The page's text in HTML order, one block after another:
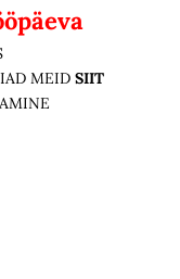
MEID SIIT